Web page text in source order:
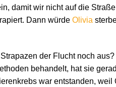
damit wir nicht auf die
Dann würde Olivia
der Flucht noch
behandelt, hat sie
war entstanden, weil